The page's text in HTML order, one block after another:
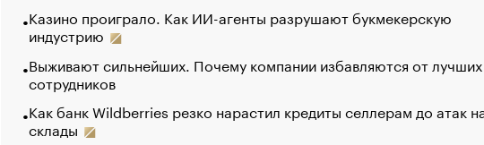
Казино проиграло. Как ИИ-агенты разрушают букмекерскую
индустрию
Выживают сильнейших. Почему компании избавляются от лучших
сотрудников
Как банк Wildberries резко нарастил кредиты селлерам до атак
склады